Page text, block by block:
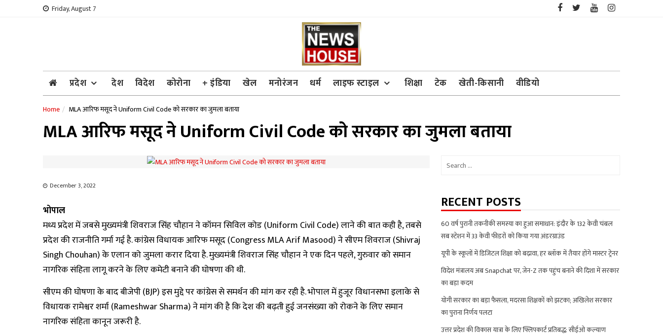
Friday, August 7
प्रदेश देश विदेश कोरोना + इंडिया खेल मनोरंजन धर्म लाइफ स्टाइल शिक्षा टेक खेती-किसानी वीडियो
Home MLA आरिफ मसूद ने Uniform Civil Code को सरकार का जुमला बताया
MLA आरिफ मसूद ने Uniform Civil Code को सरकार का जुमला बताया
December 3, 2022
भोपाल
मध्य प्रदेश में जबसे मुख्यमंत्री शिवराज सिंह चौहान ने कॉमन सिविल कोड (Uniform Civil Code) लाने की बात कही है, तबसे
प्रदेश की राजनीति गर्मा गई है. कांग्रेस विधायक आरिफ मसूद (Congress MLA Arif Masood) ने सीएम शिवराज (Shivraj
Singh Chouhan) के एलान को जुमला करार दिया है. मुख्यमंत्री शिवराज सिंह चौहान ने एक दिन पहले, गुरुवार को समान
नागरिक संहिता लागू करने के लिए कमेटी बनाने की घोषणा की थी.
सीएम की घोषणा के बाद बीजेपी (BJP) इस मुद्दे पर कांग्रेस से समर्थन की मांग कर रही है. भोपाल में हुजूर विधानसभा इलाके से
विधायक रामेश्वर शर्मा (Rameshwar Sharma) ने मांग की है कि देश की बढ़ती हुई जनसंख्या को रोकने के लिए समान
नागरिक संहिता कानून जरूरी है.
Search
RECENT POSTS
60 वर्ष पुरानी तकनीकी समस्या का हुआ समाधान: इंदौर के 132 केवी चंबल
सब स्टेशन में 33 केवी फीडरों को किया गया अंडरग्राउंड
यूपी के स्कूलों में डिजिटल शिक्षा को बढ़ावा, हर ब्लॉक में तैयार होंगे मास्टर ट्रेनर
विदेश मंत्रालय अब Snapchat पर, जेन-Z तक पहुंच बनाने की दिशा में सरकार
का बड़ा कदम
योगी सरकार का बड़ा फैसला, मदरसा शिक्षकों को झटका; अखिलेश सरकार
का पुराना निर्णय पलटा
उत्तर प्रदेश की विकास यात्रा के लिए फ्लिपकार्ट प्रतिबद्ध: सीईओ कल्याण